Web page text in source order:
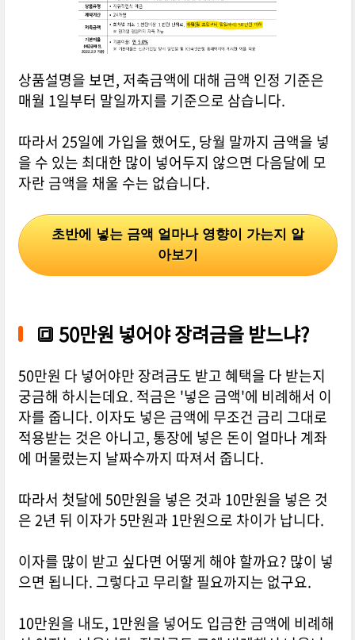
상품설명을 보면, 저축금액에 대해 금액 인정 기준은
매월 1일부터 말일까지를 기준으로 삼습니다.
따라서 25일에 가입을 했어도, 당월 말까지 금액을 넣
을 수 있는 최대한 많이 넣어두지 않으면 다음달에 모
자란 금액을 채울 수는 없습니다.
초반에 넣는 금액 얼마나 영향이 가는지 알
아보기
🔳50만원 넣어야 장려금을 받느냐?
50만원 다 넣어야만 장려금도 받고 혜택을 다 받는지
궁금해 하시는데요. 적금은 '넣은 금액'에 비례해서 이
자를 줍니다. 이자도 넣은 금액에 무조건 금리 그대로
적용받는 것은 아니고, 통장에 넣은 돈이 얼마나 계좌
에 머물렀는지 날짜수까지 따져서 줍니다.
따라서 첫달에 50만원을 넣은 것과 10만원을 넣은 것
은 2년 뒤 이자가 5만원과 1만원으로 차이가 납니다.
이자를 많이 받고 싶다면 어떻게 해야 할까요? 많이 넣
으면 됩니다. 그렇다고 무리할 필요까지는 없구요.
10만원을 내도, 1만원을 넣어도 입금한 금액에 비례해